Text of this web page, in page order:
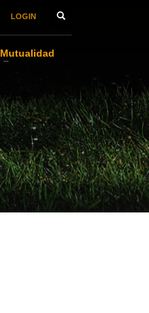
LOGIN
Mutualidad